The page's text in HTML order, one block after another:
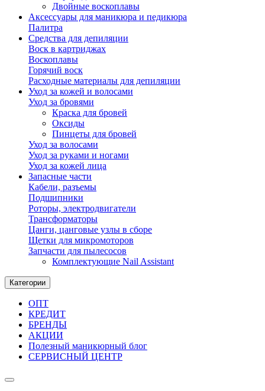
Двойные воскоплавы
Аксессуары для маникюра и педикюра
Палитра
Средства для депиляции
Воск в картриджах
Воскоплавы
Горячий воск
Расходные материалы для депиляции
Уход за кожей и волосами
Уход за бровями
Краска для бровей
Оксиды
Пинцеты для бровей
Уход за волосами
Уход за руками и ногами
Уход за кожей лица
Запасные части
Кабели, разъемы
Подшипники
Роторы, электродвигатели
Трансформаторы
Цанги, цанговые узлы в сборе
Щетки для микромоторов
Запчасти для пылесосов
Комплектующие Nail Assistant
Категории
ОПТ
КРЕДИТ
БРЕНДЫ
АКЦИИ
Полезный маникюрный блог
СЕРВИСНЫЙ ЦЕНТР